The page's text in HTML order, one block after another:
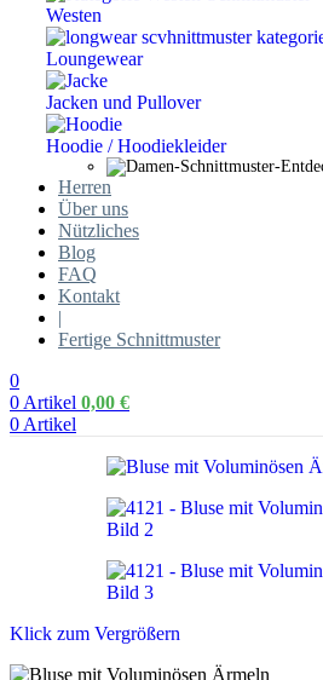
Westen
Loungewear
Jacken und Pullover
Hoodie / Hoodiekleider
Herren
Über uns
Nützliches
Blog
FAQ
Kontakt
|
Fertige Schnittmuster
0
0 Artikel 0,00 €
0 Artikel
Klick zum Vergrößern